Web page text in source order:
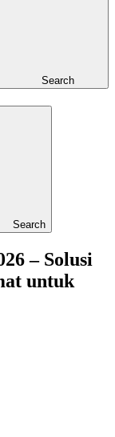
Search
Search
– Solusi
untuk